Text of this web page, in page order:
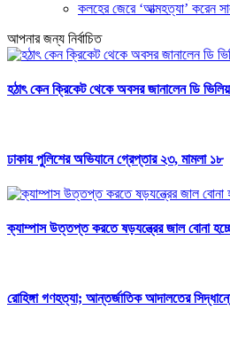
কলহের জেরে ‘আত্মহত্যা’ করেন
আপনার জন্য নির্বাচিত
হঠাৎ কেন ক্রিকেট থেকে অবসর জানালেন ডি
ঢাকায় পুলিশের অভিযানে গ্রেপ্তার ২৩, মামলা ১৮
ক্যাম্পাস উত্তপ্ত করতে ষড়যন্ত্রের জাল বোনা
রোহিঙ্গা গণহত্যা; আন্তর্জাতিক আদালতের